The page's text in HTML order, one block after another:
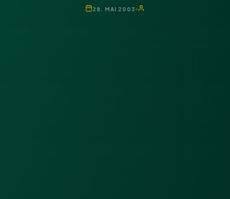
28. MAI 2003